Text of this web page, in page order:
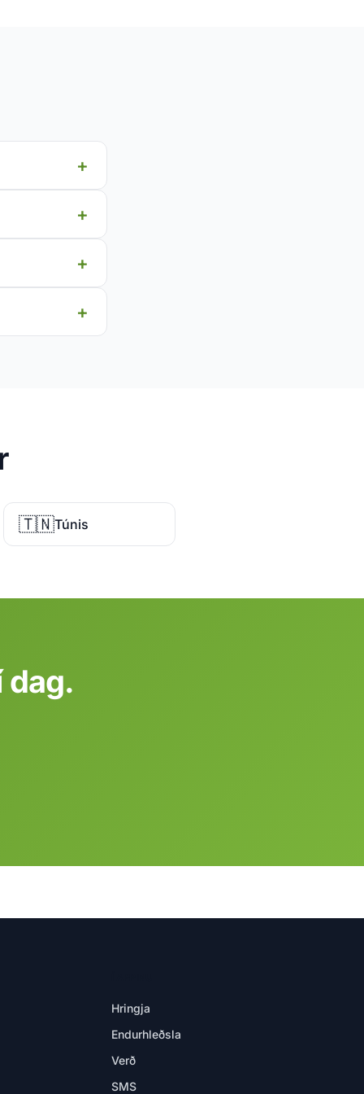
🇹🇳Túnis
dag.
Hringja
Endurhleðsla
Verð
SMS